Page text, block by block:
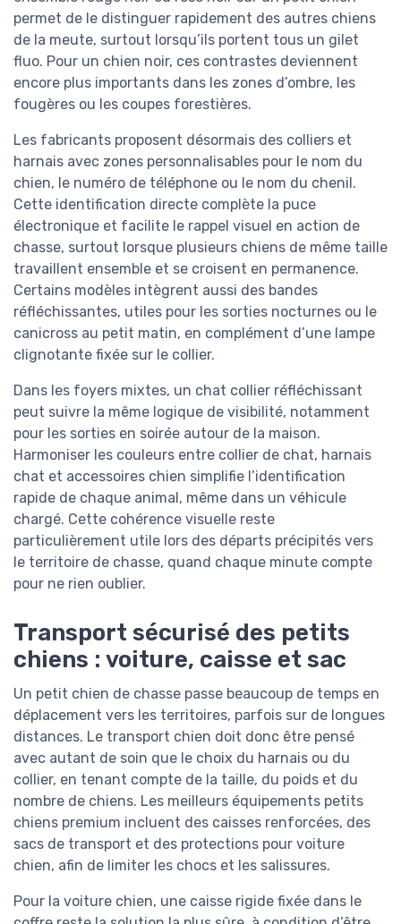
permet de le distinguer rapidement des autres chiens
de la meute, surtout lorsqu’ils portent tous un gilet
fluo. Pour un chien noir, ces contrastes deviennent
encore plus importants dans les zones d’ombre, les
fougères ou les coupes forestières.
Les fabricants proposent désormais des colliers et
harnais avec zones personnalisables pour le nom du
chien, le numéro de téléphone ou le nom du chenil.
Cette identification directe complète la puce
électronique et facilite le rappel visuel en action de
chasse, surtout lorsque plusieurs chiens de même taille
travaillent ensemble et se croisent en permanence.
Certains modèles intègrent aussi des bandes
réfléchissantes, utiles pour les sorties nocturnes ou le
canicross au petit matin, en complément d’une lampe
clignotante fixée sur le collier.
Dans les foyers mixtes, un chat collier réfléchissant
peut suivre la même logique de visibilité, notamment
pour les sorties en soirée autour de la maison.
Harmoniser les couleurs entre collier de chat, harnais
chat et accessoires chien simplifie l’identification
rapide de chaque animal, même dans un véhicule
chargé. Cette cohérence visuelle reste
particulièrement utile lors des départs précipités vers
le territoire de chasse, quand chaque minute compte
pour ne rien oublier.
Transport sécurisé des petits
chiens : voiture, caisse et sac
Un petit chien de chasse passe beaucoup de temps en
déplacement vers les territoires, parfois sur de longues
distances. Le transport chien doit donc être pensé
avec autant de soin que le choix du harnais ou du
collier, en tenant compte de la taille, du poids et du
nombre de chiens. Les meilleurs équipements petits
chiens premium incluent des caisses renforcées, des
sacs de transport et des protections pour voiture
chien, afin de limiter les chocs et les salissures.
Pour la voiture chien, une caisse rigide fixée dans le